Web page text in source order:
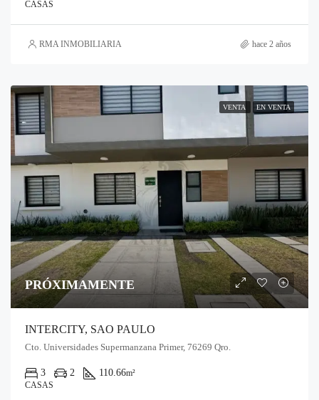
CASAS
RMA INMOBILIARIA hace 2 años
VENTA EN VENTA
PRÓXIMAMENTE
INTERCITY, SAO PAULO
Cto. Universidades Supermanzana Primer, 76269 Qro.
3 2 110.66m²
CASAS